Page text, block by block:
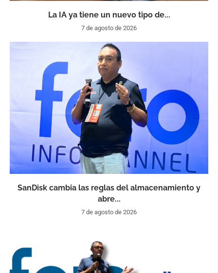
La IA ya tiene un nuevo tipo de...
7 de agosto de 2026
SanDisk cambia las reglas del almacenamiento y
abre...
7 de agosto de 2026